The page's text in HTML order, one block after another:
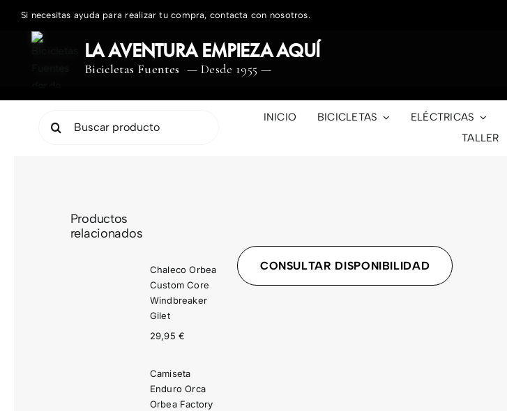
contenido
Si necesitas ayuda para realizar tu compra, contacta con nosotros.
LA AVENTURA EMPIEZA AQUÍ
Bicicletas Fuentes — Desde 1955 —
INICIO BICICLETAS ELÉCTRICAS
TALLER
Productos
relacionados
Chaleco Orbea
Custom Core
Windbreaker
Gilet
29,95 €
Camiseta
Enduro Orca
Orbea Factory
CONSULTAR DISPONIBILIDAD